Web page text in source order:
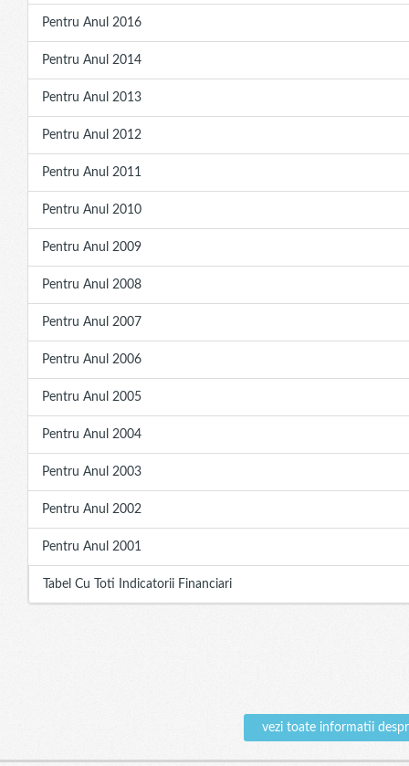
Pentru Anul 2016
Pentru Anul 2014
Pentru Anul 2013
Pentru Anul 2012
Pentru Anul 2011
Pentru Anul 2010
Pentru Anul 2009
Pentru Anul 2008
Pentru Anul 2007
Pentru Anul 2006
Pentru Anul 2005
Pentru Anul 2004
Pentru Anul 2003
Pentru Anul 2002
Pentru Anul 2001
Tabel Cu Toti Indicatorii Financiari
vezi toate informatii